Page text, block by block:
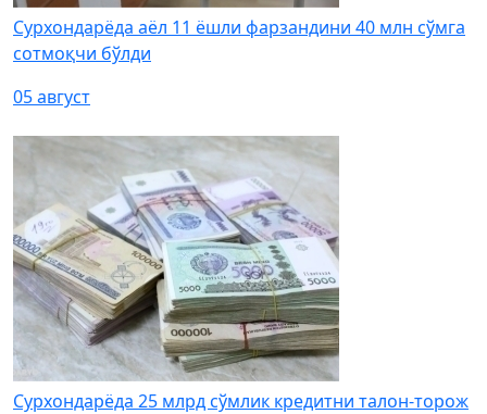
Сурхондарёда аёл 11 ёшли фарзандини 40 млн сўмга
сотмоқчи бўлди
05 август
Сурхондарёда 25 млрд сўмлик кредитни талон-торож